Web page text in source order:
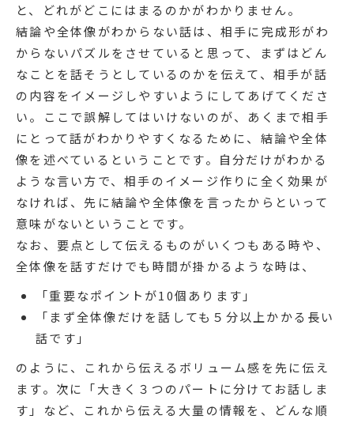
と、どれがどこにはまるのかがわかりません。
結論や全体像がわからない話は、相手に完成形がわ
からないパズルをさせていると思って、まずはどん
なことを話そうとしているのかを伝えて、相手が話
の内容をイメージしやすいようにしてあげてくださ
い。ここで誤解してはいけないのが、あくまで相手
にとって話がわかりやすくなるために、結論や全体
像を述べているということです。自分だけがわかる
ような言い方で、相手のイメージ作りに全く効果が
なければ、先に結論や全体像を言ったからといって
意味がないということです。
なお、要点として伝えるものがいくつもある時や、
全体像を話すだけでも時間が掛かるような時は、
「重要なポイントが10個あります」
「まず全体像だけを話しても５分以上かかる長い
話です」
のように、これから伝えるボリューム感を先に伝え
ます。次に「大きく３つのパートに分けてお話しま
す」など、これから伝える大量の情報を、どんな順